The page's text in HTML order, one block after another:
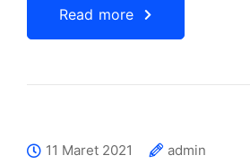
Read more
11 Maret 2021
admin